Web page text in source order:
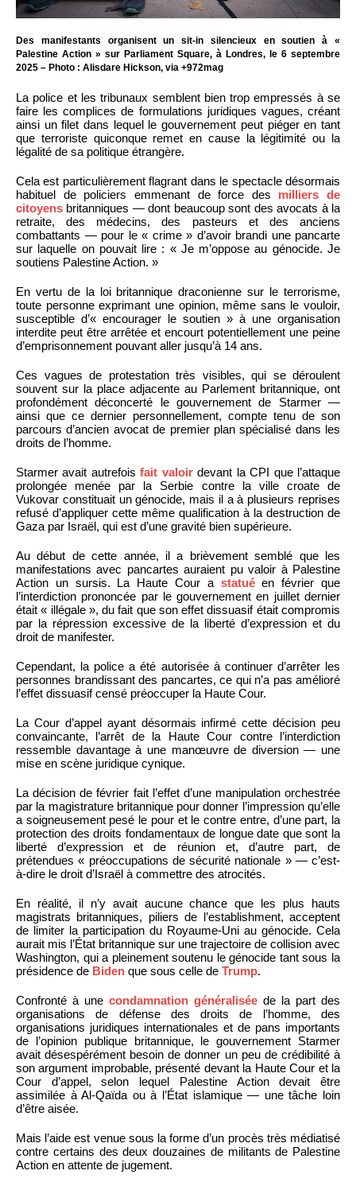
Des manifestants organisent un sit-in silencieux en soutien à «
Palestine Action » sur Parliament Square, à Londres, le 6 septembre
2025 – Photo : Alisdare Hickson, via +972mag
La police et les tribunaux semblent bien trop empressés à se
faire les complices de formulations juridiques vagues, créant
ainsi un filet dans lequel le gouvernement peut piéger en tant
que terroriste quiconque remet en cause la légitimité ou la
légalité de sa politique étrangère.
Cela est particulièrement flagrant dans le spectacle désormais
habituel de policiers emmenant de force des milliers de
citoyens britanniques — dont beaucoup sont des avocats à la
retraite, des médecins, des pasteurs et des anciens
combattants — pour le « crime » d’avoir brandi une pancarte
sur laquelle on pouvait lire : « Je m’oppose au génocide. Je
soutiens Palestine Action. »
En vertu de la loi britannique draconienne sur le terrorisme,
toute personne exprimant une opinion, même sans le vouloir,
susceptible d’« encourager le soutien » à une organisation
interdite peut être arrêtée et encourt potentiellement une peine
d’emprisonnement pouvant aller jusqu’à 14 ans.
Ces vagues de protestation très visibles, qui se déroulent
souvent sur la place adjacente au Parlement britannique, ont
profondément déconcerté le gouvernement de Starmer —
ainsi que ce dernier personnellement, compte tenu de son
parcours d’ancien avocat de premier plan spécialisé dans les
droits de l’homme.
Starmer avait autrefoisfait valoirdevant la CPI que l’attaque
prolongée menée par la Serbie contre la ville croate de
Vukovar constituait un génocide, mais il a à plusieurs reprises
refusé d’appliquer cette même qualification à la destruction de
Gaza par Israël, qui est d’une gravité bien supérieure.
Au début de cette année, il a brièvement semblé que les
manifestations avec pancartes auraient pu valoir à Palestine
Action un sursis. La Haute Cour a statuéen février que
l’interdiction prononcée par le gouvernement en juillet dernier
était « illégale », du fait que son effet dissuasif était compromis
par la répression excessive de la liberté d’expression et du
droit de manifester.
Cependant, la police a été autorisée à continuer d’arrêter les
personnes brandissant des pancartes, ce qui n’a pas amélioré
l’effet dissuasif censé préoccuper la Haute Cour.
La Cour d’appel ayant désormais infirmé cette décision peu
convaincante, l’arrêt de la Haute Cour contre l’interdiction
ressemble davantage à une manœuvre de diversion — une
mise en scène juridique cynique.
La décision de février fait l’effet d’une manipulation orchestrée
par la magistrature britannique pour donner l’impression qu’elle
a soigneusement pesé le pour et le contre entre, d’une part, la
protection des droits fondamentaux de longue date que sont la
liberté d’expression et de réunion et, d’autre part, de
prétendues « préoccupations de sécurité nationale » — c’est-
à-dire le droit d’Israël à commettre des atrocités.
En réalité, il n’y avait aucune chance que les plus hauts
magistrats britanniques, piliers de l’establishment, acceptent
de limiter la participation du Royaume-Uni au génocide. Cela
aurait mis l’État britannique sur une trajectoire de collision avec
Washington, qui a pleinement soutenu le génocide tant sous la
présidence de Biden que sous celle de Trump.
Confronté à une condamnation généralisée de la part des
organisations de défense des droits de l’homme, des
organisations juridiques internationales et de pans importants
de l’opinion publique britannique, le gouvernement Starmer
avait désespérément besoin de donner un peu de crédibilité à
son argument improbable, présenté devant la Haute Cour et la
Cour d’appel, selon lequel Palestine Action devait être
assimilée à Al-Qaïda ou à l’État islamique — une tâche loin
d’être aisée.
Mais l’aide est venue sous la forme d’un procès très médiatisé
contre certains des deux douzaines de militants de Palestine
Action en attente de jugement.